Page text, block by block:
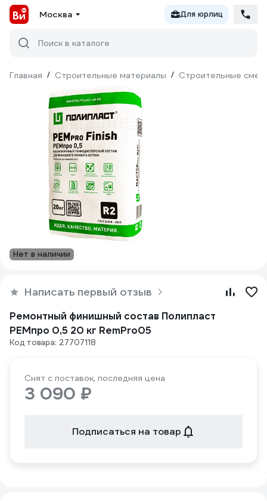
Москва Для юрлиц
Поиск в каталоге
Главная / Строительные материалы / Строительные
Нет в наличии
Написать первый отзыв
Ремонтный финишный состав Полипласт
РЕМпро 0,5 20 кг RemPro05
Код товара: 27707118
Снят с поставок, последняя цена
3 090 ₽
Подписаться на товар